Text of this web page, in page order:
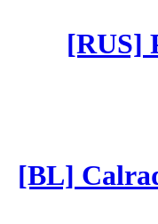
[RUS]
[BL]